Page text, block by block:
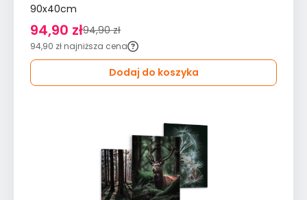
90x40cm
94,90 zł94,90 zł
94,90 zł najniższa cena
Dodaj do koszyka